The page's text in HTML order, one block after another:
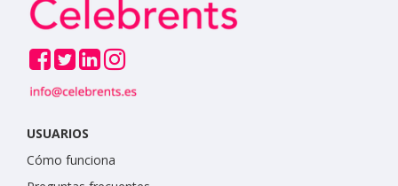
USUARIOS
Cómo funciona